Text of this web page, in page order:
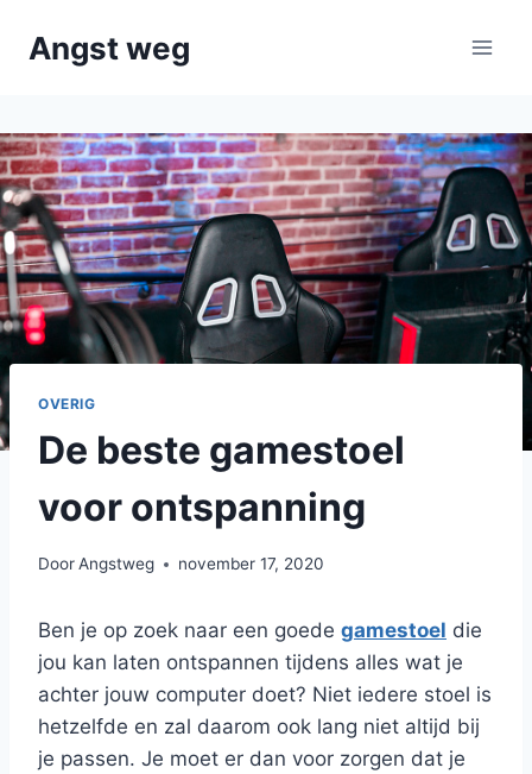
naarAngst weg
OVERIG
De beste gamestoel
voor ontspanning
DoorAngstweg november 17, 2020
Ben je op zoek naar een goede gamestoel die
jou kan laten ontspannen tijdens alles wat je
achter jouw computer doet? Niet iedere stoel is
hetzelfde en zal daarom ook lang niet altijd bij
je passen. Je moet er dan voor zorgen dat je